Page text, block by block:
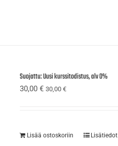
Suojattu: Uusi kurssitodistus, alv 0%
30,00€ 30,00€
Lisää ostoskoriin Lisätiedot